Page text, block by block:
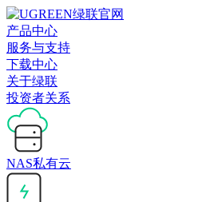
产品中心
服务与支持
下载中心
关于绿联
投资者关系
NAS私有云